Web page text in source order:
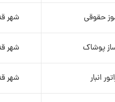
حقوقی شهر
پوشاک شهر
انبار شهر